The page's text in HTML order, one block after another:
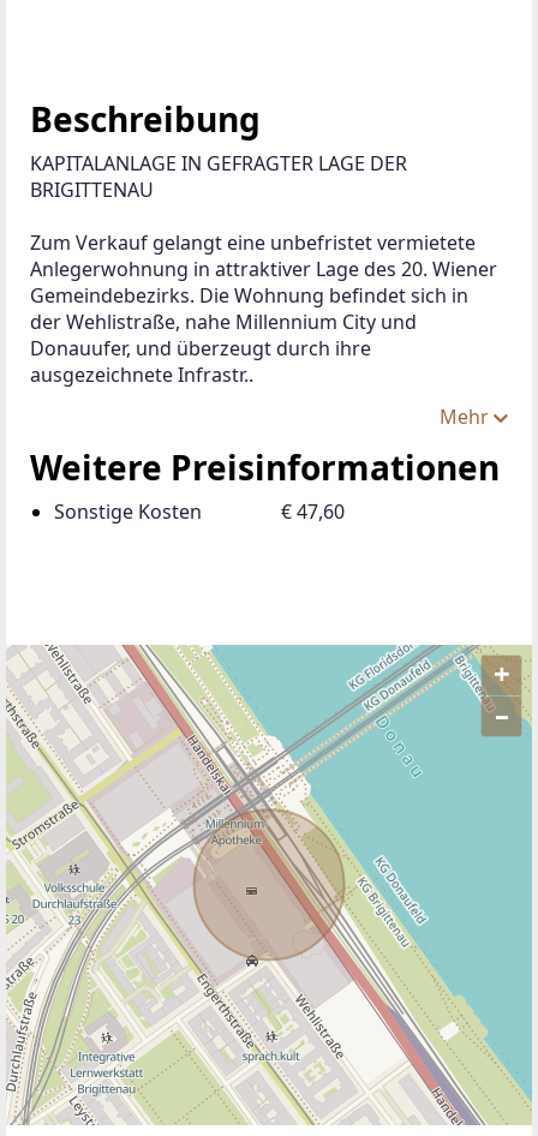
Beschreibung
KAPITALANLAGE IN GEFRAGTER LAGE DER
BRIGITTENAU
Zum Verkauf gelangt eine unbefristet vermietete
Anlegerwohnung in attraktiver Lage des 20. Wiener
Gemeindebezirks. Die Wohnung befindet sich in
der Wehlistraße, nahe Millennium City und
Donauufer, und überzeugt durch ihre
ausgezeichnete Infrastr..
Mehr
Weitere Preisinformationen
Sonstige Kosten € 47,60
+
–
ANBIETER KONTAKTIEREN